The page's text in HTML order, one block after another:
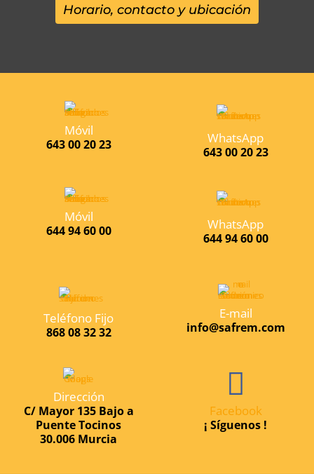
Horario, contacto y ubicación
Móvil
643 00 20 23 WhatsApp
643 00 20 23
Móvil
644 94 60 00 WhatsApp
644 94 60 00
Teléfono Fijo
868 08 32 32
E-mail
info@safrem.com
Dirección
C/ Mayor 135 Bajo a
Puente Tocinos
30.006 Murcia
Facebook
¡ Síguenos !